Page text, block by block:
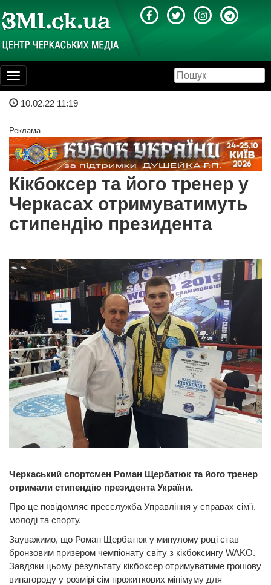
Toggle
navigation
10.02.22 11:19
Реклама
Кікбоксер та його тренер у
Черкасах отримуватимуть
стипендію президента
Черкаський спортсмен Роман Щербатюк та його тренер
отримали стипендію президента України.
Про це повідомляє пресслужба Управління у справах сім'ї,
молоді та спорту.
Зауважимо, що Роман Щербатюк у минулому році став
бронзовим призером чемпіонату світу з кікбоксингу WAKO.
Завдяки цьому результату кікбоксер отримуватиме грошову
винагороду у розмірі сім прожиткових мінімуму для